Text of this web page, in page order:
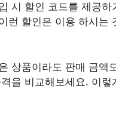
시 할인 코드를 제공
런 할인은 이용 하시는
상품이라도 판매 금액
을 비교해보세요. 이